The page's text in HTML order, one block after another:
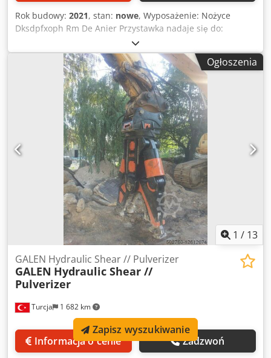
Rok budowy: 2021, stan: nowe, Wyposażenie: Nożyce
Dksdpfxoph Rm De Anier Przystawka nadaje się do:
Ogłoszenia
1 / 13
Turcja 1 682 km
GALEN Hydraulic Shear // Pulverizer
GALEN Hydraulic Shear //
Pulverizer
Informacja o cenie Zadzwoń
Zapisz wyszukiwanie